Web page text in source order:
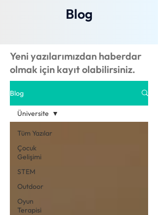
Blog
Yeni yazılarımızdan haberdar
olmak için kayıt olabilirsiniz.
Blog
Tüm Yazılar
Çocuk
Gelişimi
STEM
Outdoor
Oyun
Terapisi
Üniversite